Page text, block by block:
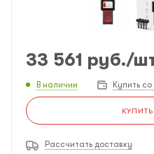
33 561 руб./
В наличии Купить
Рассчитать доставку